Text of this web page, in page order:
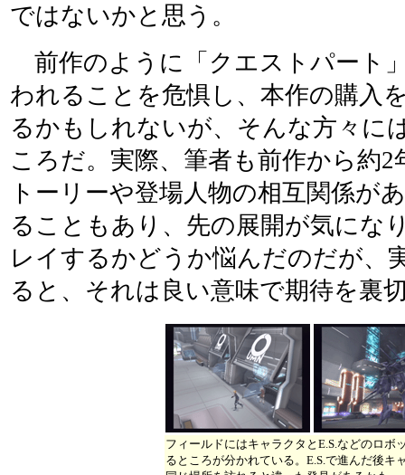
ではないかと思う。
前作のように「クエストパート
われることを危惧し、本作の購入
るかもしれないが、そんな方々に
ころだ。実際、筆者も前作から約2
トーリーや登場人物の相互関係が
ることもあり、先の展開が気にな
レイするかどうか悩んだのだが、
ると、それは良い意味で期待を裏
フィールドにはキャラクタとE.S.などのロボ
るところが分かれている。E.S.で進んだ後キ